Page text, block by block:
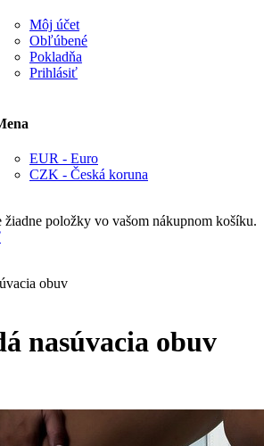
Môj účet
Obľúbené
Pokladňa
Prihlásiť
EUR - Euro
CZK - Česká koruna
žiadne položky vo vašom nákupnom košíku.
obuv
nasúvacia obuv